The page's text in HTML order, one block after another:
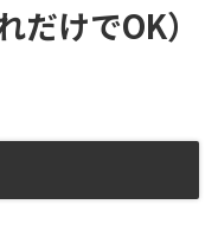
だけでOK）